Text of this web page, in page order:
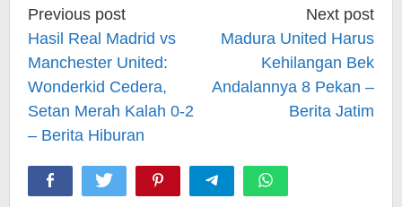
Post
navigation
Previous post
Hasil Real Madrid vs
Manchester United:
Wonderkid Cedera,
Setan Merah Kalah 0-2
– Berita Hiburan
Next post
Madura United Harus
Kehilangan Bek
Andalannya 8 Pekan –
Berita Jatim